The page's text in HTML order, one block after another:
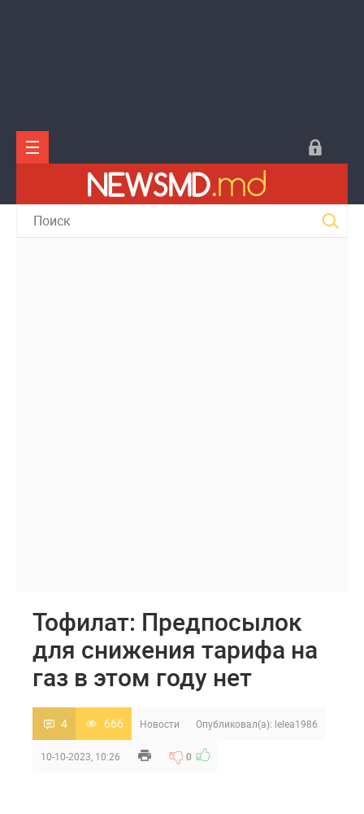
Тофилат: Предпосылок
для снижения тарифа на
газ в этом году нет
4 666 Новости Опубликовал(а): lelea1986
10-10-2023, 10:26 0